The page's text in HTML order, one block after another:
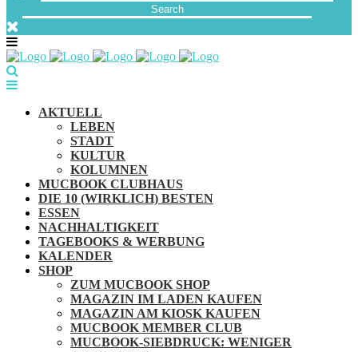
AKTUELL
LEBEN
STADT
KULTUR
KOLUMNEN
MUCBOOK CLUBHAUS
DIE 10 (WIRKLICH) BESTEN
ESSEN
NACHHALTIGKEIT
TAGEBOOKS & WERBUNG
KALENDER
SHOP
ZUM MUCBOOK SHOP
MAGAZIN IM LADEN KAUFEN
MAGAZIN AM KIOSK KAUFEN
MUCBOOK MEMBER CLUB
MUCBOOK-SIEBDRUCK: WENIGER